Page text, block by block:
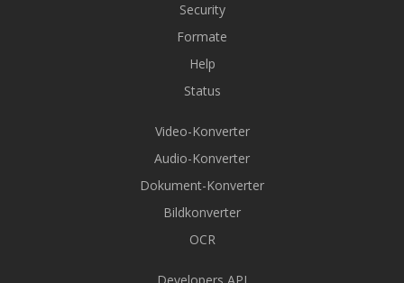
Security
Formate
Help
Status
Video-Konverter
Audio-Konverter
Dokument-Konverter
Bildkonverter
OCR